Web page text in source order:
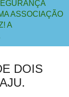
ASSOCIAÇÃO
A
DOIS